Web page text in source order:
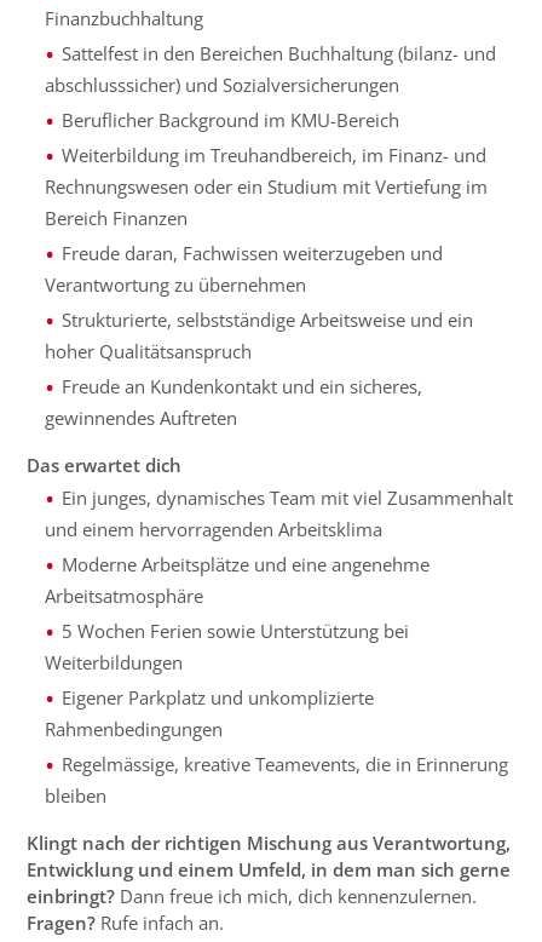
Finanzbuchhaltung
Sattelfest in den Bereichen Buchhaltung (bilanz- und
abschlusssicher) und Sozialversicherungen
Beruflicher Background im KMU-Bereich
Weiterbildung im Treuhandbereich, im Finanz- und
Rechnungswesen oder ein Studium mit Vertiefung im
Bereich Finanzen
Freude daran, Fachwissen weiterzugeben und
Verantwortung zu übernehmen
Strukturierte, selbstständige Arbeitsweise und ein
hoher Qualitätsanspruch
Freude an Kundenkontakt und ein sicheres,
gewinnendes Auftreten
Das erwartet dich
Ein junges, dynamisches Team mit viel Zusammenhalt
und einem hervorragenden Arbeitsklima
Moderne Arbeitsplätze und eine angenehme
Arbeitsatmosphäre
5 Wochen Ferien sowie Unterstützung bei
Weiterbildungen
Eigener Parkplatz und unkomplizierte
Rahmenbedingungen
Regelmässige, kreative Teamevents, die in Erinnerung
bleiben
Klingt nach der richtigen Mischung aus Verantwortung,
Entwicklung und einem Umfeld, in dem man sich gerne
einbringt? Dann freue ich mich, dich kennenzulernen.
Fragen? Rufe infach an.